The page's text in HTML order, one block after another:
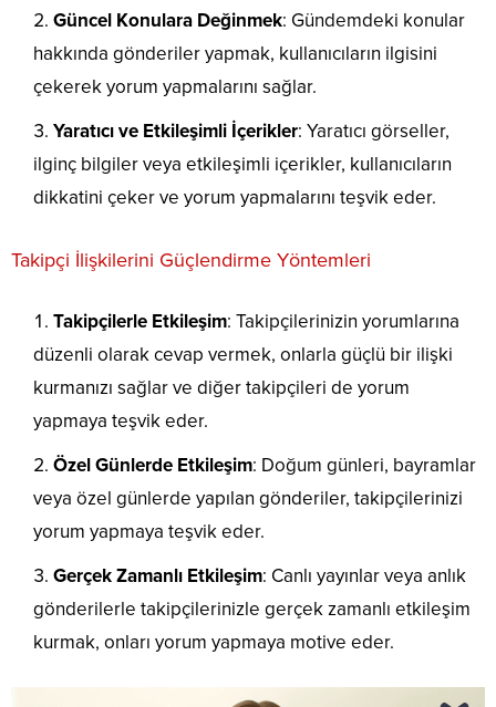
Güncel Konulara Değinmek: Gündemdeki konular
hakkında gönderiler yapmak, kullanıcıların ilgisini
çekerek yorum yapmalarını sağlar.
Yaratıcı ve Etkileşimli İçerikler: Yaratıcı görseller,
ilginç bilgiler veya etkileşimli içerikler, kullanıcıların
dikkatini çeker ve yorum yapmalarını teşvik eder.
Takipçi İlişkilerini Güçlendirme Yöntemleri
Takipçilerle Etkileşim: Takipçilerinizin yorumlarına
düzenli olarak cevap vermek, onlarla güçlü bir ilişki
kurmanızı sağlar ve diğer takipçileri de yorum
yapmaya teşvik eder.
Özel Günlerde Etkileşim: Doğum günleri, bayramlar
veya özel günlerde yapılan gönderiler, takipçilerinizi
yorum yapmaya teşvik eder.
Gerçek Zamanlı Etkileşim: Canlı yayınlar veya anlık
gönderilerle takipçilerinizle gerçek zamanlı etkileşim
kurmak, onları yorum yapmaya motive eder.